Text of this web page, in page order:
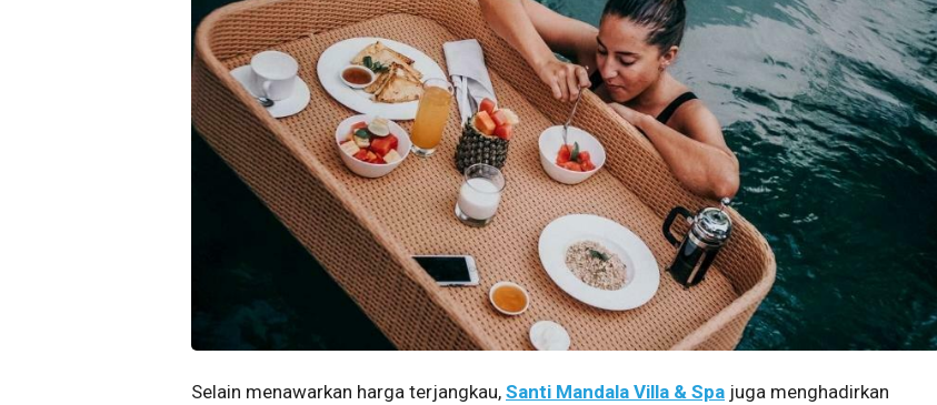
Selain menawarkan harga terjangkau, Santi Mandala Villa & Spa juga menghadirkan